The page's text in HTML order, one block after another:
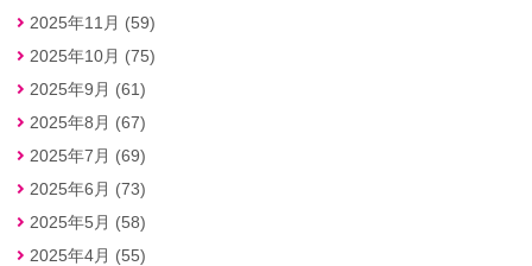
2025年11月 (59)
2025年10月 (75)
2025年9月 (61)
2025年8月 (67)
2025年7月 (69)
2025年6月 (73)
2025年5月 (58)
2025年4月 (55)